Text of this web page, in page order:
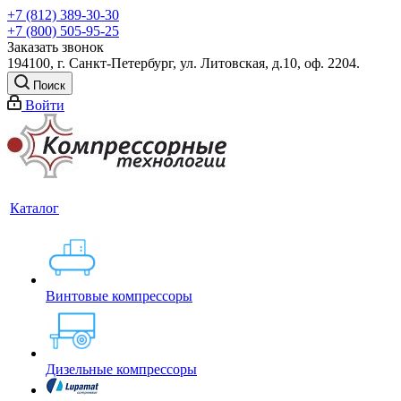
+7 (812) 389-30-30
+7 (800) 505-95-25
Заказать звонок
194100, г. Санкт-Петербург, ул. Литовская, д.10, оф. 2204.
Поиск
Войти
Каталог
Винтовые компрессоры
Дизельные компрессоры